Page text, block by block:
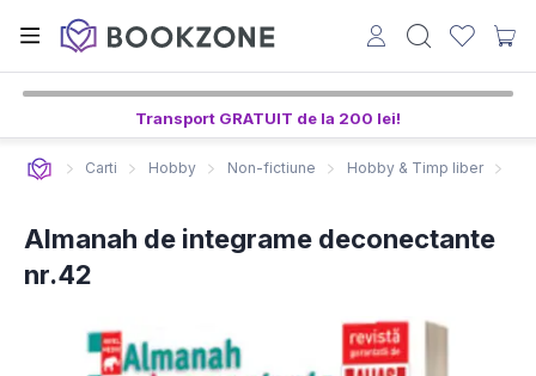
Transport GRATUIT de la 200 lei!
Carti Hobby Non-fictiune Hobby & Timp liber
Almanah de integrame deconectante
nr.42